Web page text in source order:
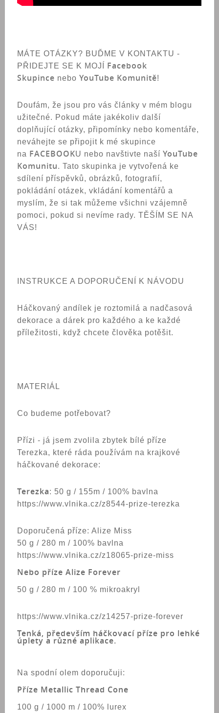
MÁTE OTÁZKY? BUĎME V KONTAKTU -
PŘIDEJTE SE K MOJÍ Facebook
Skupince nebo YouTube Komunitě!
Doufám, že jsou pro vás články v mém blogu
užitečné. Pokud máte jakékoliv další
doplňující otázky, připomínky nebo komentáře,
neváhejte se připojit k mé skupince
na FACEBOOKU nebo navštivte naší YouTube
Komunitu. Tato skupinka je vytvořená ke
sdílení příspěvků, obrázků, fotografií,
pokládání otázek, vkládání komentářů a
myslím, že si tak můžeme všichni vzájemně
pomoci, pokud si nevíme rady. TĚŠÍM SE NA
VÁS!
INSTRUKCE A DOPORUČENÍ K NÁVODU
Háčkovaný andílek je roztomilá a nadčasová
dekorace a dárek pro každého a ke každé
příležitosti, když chcete člověka potěšit.
MATERIÁL
Co budeme potřebovat?
Přízi - já jsem zvolila zbytek bílé příze
Terezka, které ráda používám na krajkové
háčkované dekorace:
Terezka: 50 g / 155m / 100% bavlna
https://www.vlnika.cz/z8544-prize-terezka
Doporučená příze: Alize Miss
50 g / 280 m / 100% bavlna
https://www.vlnika.cz/z18065-prize-miss
Nebo příze Alize Forever
50 g / 280 m / 100 % mikroakryl
https://www.vlnika.cz/z14257-prize-forever
Tenká, především háčkovací příze pro lehké
úplety a různé aplikace.
Na spodní olem doporučuji:
Příze Metallic Thread Cone
100 g / 1000 m / 100% lurex